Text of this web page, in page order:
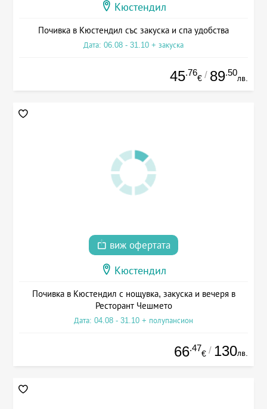
Кюстендил
Почивка в Кюстендил със закуска и спа удобства
Дата: 06.08 - 31.10 + закуска
45.76
€ / 89.50
лв.
виж офертата
Кюстендил
Почивка в Кюстендил с нощувка, закуска и вечеря в
Ресторант Чешмето
Дата: 04.08 - 31.10 + полупансион
66.47
€ / 130лв.